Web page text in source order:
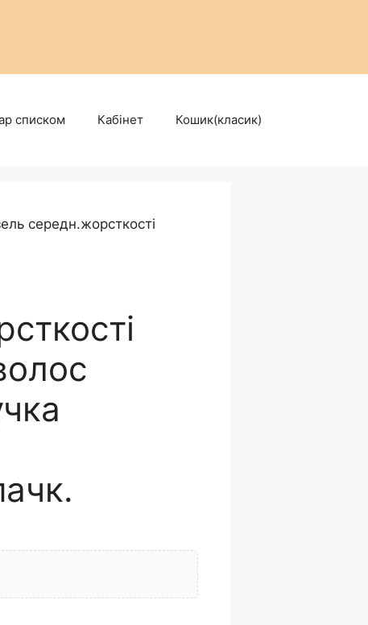
списком Кабінет Кошик(класик)
середн.жорсткості